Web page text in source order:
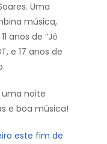
Uma
música,
anos de “Jô
e 17 anos de
uma noite
e boa música!
este fim de